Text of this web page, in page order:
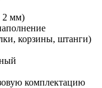
мм)
корзины, штанги)
комплектацию